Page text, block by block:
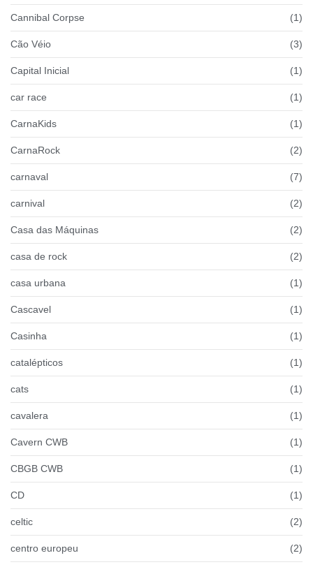
Cannibal Corpse (1)
Cão Véio (3)
Capital Inicial (1)
car race (1)
CarnaKids (1)
CarnaRock (2)
carnaval (7)
carnival (2)
Casa das Máquinas (2)
casa de rock (2)
casa urbana (1)
Cascavel (1)
Casinha (1)
catalépticos (1)
cats (1)
cavalera (1)
Cavern CWB (1)
CBGB CWB (1)
CD (1)
celtic (2)
centro europeu (2)